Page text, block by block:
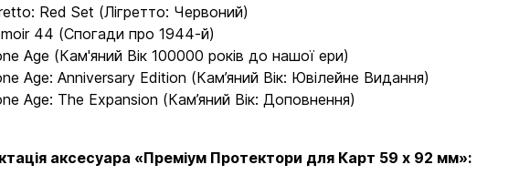
Red Set (Лігретто: Червоний)
44 (Спогади про 1944-й)
Age (Кам'яний Вік 100000 років до нашої ери)
Age: Anniversary Edition (Кам’яний Вік: Ювілейне Видання)
Age: The Expansion (Кам’яний Вік: Доповнення)
аксесуара «Преміум Протектори для Карт 59 х 92 мм»:
Контакти
+380996393746
асортимент нашого магазину і ви обовʼязково знайдете
щось цікавеньке